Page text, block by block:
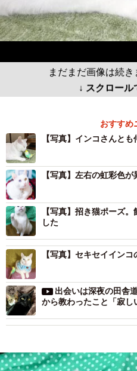
まだまだ画像は続き
↓ スクロール
おすすめ
【写真】インコさんと
【写真】左右の虹彩色
【写真】招き猫ポーズ
した
【写真】セキセイイン
出会いは深夜の田舎
から教わったこと「寂し